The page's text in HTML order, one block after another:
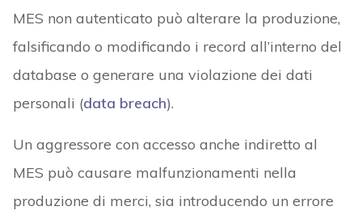
MES non autenticato può alterare la produzione,
falsificando o modificando i record all’interno del
database o generare una violazione dei dati
personali (data breach).
Un aggressore con accesso anche indiretto al
MES può causare malfunzionamenti nella
produzione di merci, sia introducendo un errore